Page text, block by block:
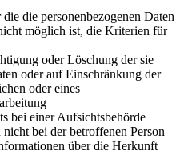
die personenbezogenen Daten
möglich ist, die Kriterien für
oder Löschung der sie
oder auf Einschränkung der
oder eines
bei einer Aufsichtsbehörde
bei der betroffenen Person
über die Herkunft